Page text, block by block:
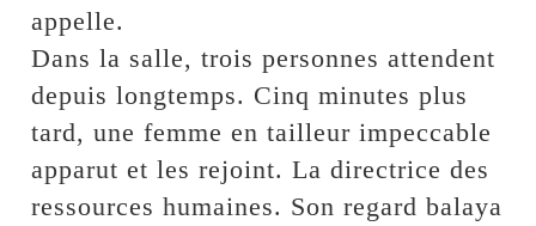
appelle.
Dans la salle, trois personnes attendent
depuis longtemps. Cinq minutes plus
tard, une femme en tailleur impeccable
apparut et les rejoint. La directrice des
ressources humaines. Son regard balaya